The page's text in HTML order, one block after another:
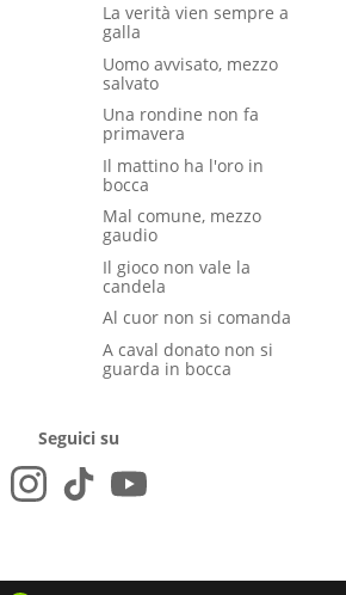
La verità vien sempre a
galla
Uomo avvisato, mezzo
salvato
Una rondine non fa
primavera
Il mattino ha l'oro in
bocca
Mal comune, mezzo
gaudio
Il gioco non vale la
candela
Al cuor non si comanda
A caval donato non si
guarda in bocca
Seguici su